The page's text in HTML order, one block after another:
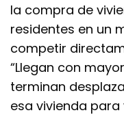
la compra de
residentes en un
competir
“Llegan con
terminan
esa vivienda para